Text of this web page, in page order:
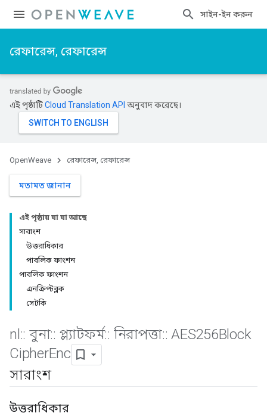
সাইন-ইন করুন
রেফারেন্স, রেফারেন্স
এই পৃষ্ঠাটিCloud Translation API অনুবাদ করেছে।
OpenWeave রেফারেন্স, রেফারেন্স
মতামত জানান
এই পৃষ্ঠায় যা যা আছে
সারাংশ
উত্তরাধিকার
পাবলিক ফাংশন
পাবলিক ফাংশন
এনক্রিপ্টব্লক
সেটকি
nl :: বুনা:: প্ল্যাটফর্ম:: নিরাপত্তা:: AES256Block
CipherEnc
সারাংশ
উত্তরাধিকার